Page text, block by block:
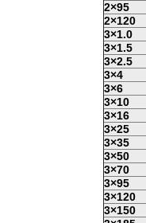
2×95
2×120
3×1.0
3×1.5
3×2.5
3×4
3×6
3×10
3×16
3×25
3×35
3×50
3×70
3×95
3×120
3×150